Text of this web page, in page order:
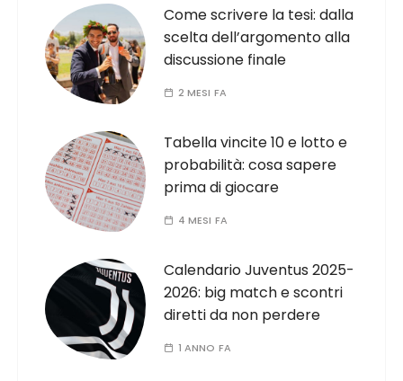
Come scrivere la tesi: dalla
scelta dell’argomento alla
discussione finale
2 MESI FA
Tabella vincite 10 e lotto e
probabilità: cosa sapere
prima di giocare
4 MESI FA
Calendario Juventus 2025-
2026: big match e scontri
diretti da non perdere
1 ANNO FA